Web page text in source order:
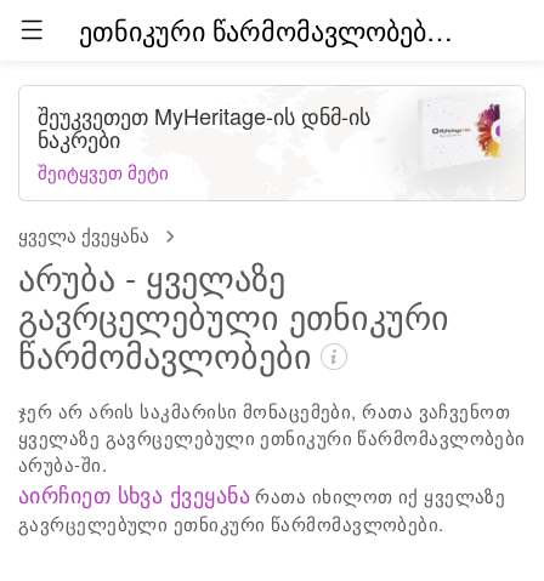
ეთნიკური წარმომავლობები მთელ მსოფლიოში (ბეტა)
ყველა ქვეყანა
არუბა - ყველაზე
გავრცელებული ეთნიკური
წარმომავლობები
ჯერ არ არის საკმარისი მონაცემები, რათა ვაჩვენოთ
ყველაზე გავრცელებული ეთნიკური წარმომავლობები
არუბა-ში.
აირჩიეთ სხვა ქვეყანარათა იხილოთ იქ ყველაზე
გავრცელებული ეთნიკური წარმომავლობები.
შეუკვეთეთ MyHeritage-ის დნმ-ის
ნაკრები
შეიტყვეთ მეტი